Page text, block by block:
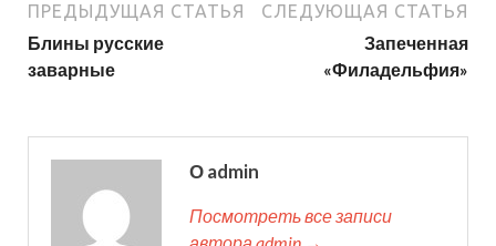
ПРЕДЫДУЩАЯ СТАТЬЯ
Блины русские
заварные
СЛЕДУЮЩАЯ СТАТЬЯ
Запеченная
«Филадельфия»
О admin
Посмотреть все записи